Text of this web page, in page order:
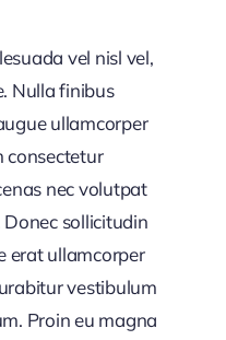
vel nisl vel,
Nulla finibus
ullamcorper
consectetur
nec volutpat
sollicitudin
erat ullamcorper
vestibulum
Proin eu magna